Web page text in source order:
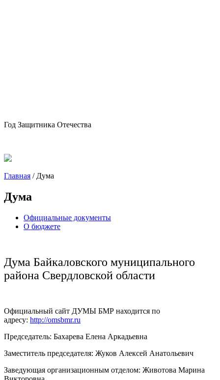
Год Защитника Отечества
Главная / Дума
Дума
Официальные документы
О бюджете
Дума Байкаловского муниципального
района Свердловской области
Официальный сайт ДУМЫ БМР находится по
адресу: http://omsbmr.ru
Председатель: Бахарева Елена Аркадьевна
Заместитель председателя: Жуков Алексей Анатольевич
Заведующая организационным отделом: Животова Марина